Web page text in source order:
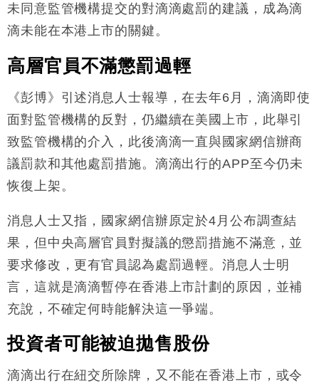
13:44
財經｜內地7月美元計價出口增近24%勝預期 貿易順
差達1125億美元
12:44
財經｜日本春季三度入市撐日圓 4月單日斥6.28萬億
日圓干預創新高
11:12
國際｜特朗普料美伊戰事快結束 承認部分彈藥庫存緊
15:59
司
未同意監管機構提交的對滴滴處罰的建議，成為滴
滴未能在本港上市的關鍵。
高層官員不滿懲罰過輕
《彭博》引述消息人士報導，在去年6月，滴滴即使
面對監管機構的反對，仍繼續在美國上市，此舉引
致監管機構的介入，此後滴滴一直與國家網信辦商
議罰款和其他處罰措施。滴滴出行的APP至今仍未
恢復上架。
消息人士又指，國家網信辦原定於4月公布調查結
果，但中央高層官員對擬議的懲罰措施不滿意，並
要求修改，更有官員認為處罰過輕。消息人士明
言，這就是滴滴暫停在香港上市計劃的原因，並補
充說，不確定何時能解決這一爭端。
投資者可能被迫拋售股份
滴滴出行在紐交所除牌，又不能在香港上市，或令